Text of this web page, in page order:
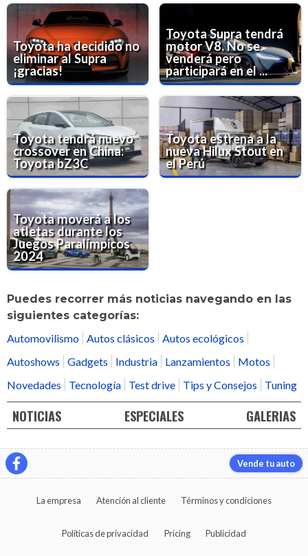
Toyota ha decidido no
eliminar al Supra
¡gracias!
Toyota Supra tendrá
motor V8. No se
venderá pero
participará en el ...
Toyota tendrá nuevo
crossover en China:
Toyota bZ3C
Toyota estrena a la
nueva Hilux Stout en
el Perú
Toyota moverá a los
atletas durante los
Juegos Paralímpicos
2024
Puedes recorrer más noticias navegando en las
siguientes categorías:
Automovilismo Autos clásicos
Autos ecológicos
Autoshows
Gadgets Industria Lanzamientos
Motos
Novedades
Tecnología Test drive Tips y Consejos Tuning
NOTICIAS ESPECIALES GALERIAS
Vende tu auto
La empresa Atención al cliente Términos y condiciones
Políticas de privacidad Pricing Publicidad